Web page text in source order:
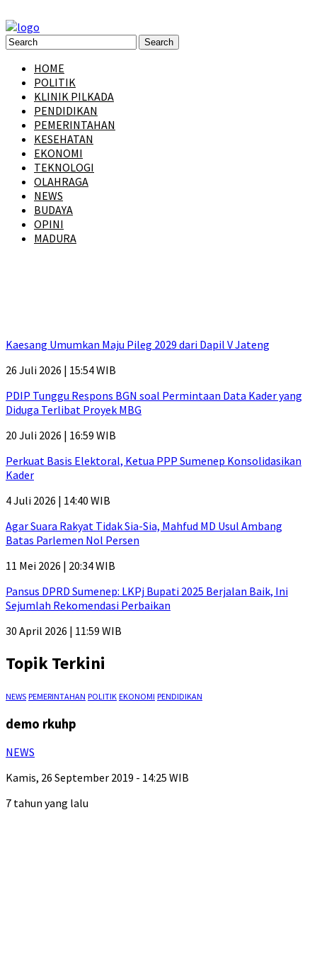
HOME
POLITIK
KLINIK PILKADA
PENDIDIKAN
PEMERINTAHAN
KESEHATAN
EKONOMI
TEKNOLOGI
OLAHRAGA
NEWS
BUDAYA
OPINI
MADURA
Kaesang Umumkan Maju Pileg 2029 dari Dapil V Jateng
26 Juli 2026 | 15:54 WIB
PDIP Tunggu Respons BGN soal Permintaan Data Kader yang
Diduga Terlibat Proyek MBG
20 Juli 2026 | 16:59 WIB
Perkuat Basis Elektoral, Ketua PPP Sumenep Konsolidasikan
Kader
4 Juli 2026 | 14:40 WIB
Agar Suara Rakyat Tidak Sia-Sia, Mahfud MD Usul Ambang
Batas Parlemen Nol Persen
11 Mei 2026 | 20:34 WIB
Pansus DPRD Sumenep: LKPj Bupati 2025 Berjalan Baik, Ini
Sejumlah Rekomendasi Perbaikan
30 April 2026 | 11:59 WIB
Topik Terkini
NEWS PEMERINTAHAN POLITIK EKONOMI PENDIDIKAN
demo rkuhp
NEWS
Kamis, 26 September 2019 - 14:25 WIB
7 tahun yang lalu